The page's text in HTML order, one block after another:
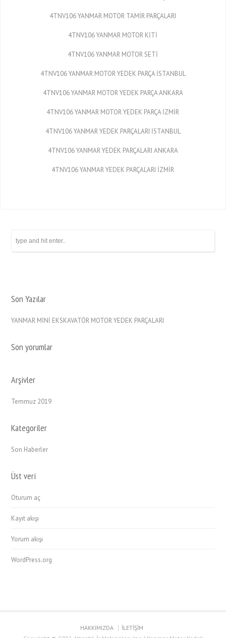
4TNV106 YANMAR MOTOR TAMİR PARÇALARI
4TNV106 YANMAR MOTOR KİTİ
4TNV106 YANMAR MOTOR SETİ
4TNV106 YANMAR MOTOR YEDEK PARÇA İSTANBUL
4TNV106 YANMAR MOTOR YEDEK PARÇA ANKARA
4TNV106 YANMAR MOTOR YEDEK PARÇA İZMİR
4TNV106 YANMAR YEDEK PARÇALARI İSTANBUL
4TNV106 YANMAR YEDEK PARÇALARI ANKARA
4TNV106 YANMAR YEDEK PARÇALARI İZMİR
Son Yazılar
YANMAR MİNİ EKSKAVATÖR MOTOR YEDEK PARÇALARI
Son yorumlar
Arşivler
Temmuz 2019
Kategoriler
Son Haberler
Üst veri
Oturum aç
Kayıt akışı
Yorum akışı
WordPress.org
HAKKIMIZDA
İLETİŞİM